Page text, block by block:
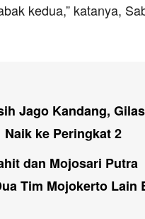
kedua,” katanya,
Jago Kandang,
Naik ke Peringkat 2
dan Mojosari Putra
Tim Mojokerto Lain